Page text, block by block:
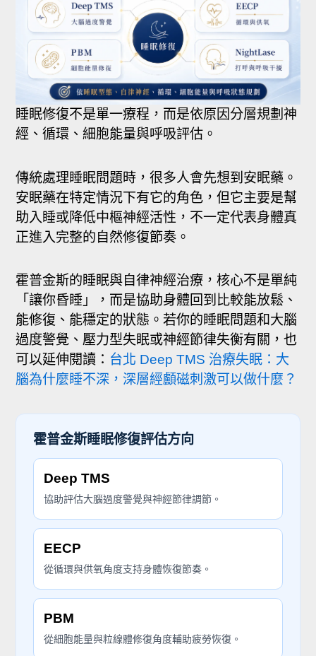
睡眠修復不是單一療程，而是依原因分層規劃神
經、循環、細胞能量與呼吸評估。
傳統處理睡眠問題時，很多人會先想到安眠藥。
安眠藥在特定情況下有它的角色，但它主要是幫
助入睡或降低中樞神經活性，不一定代表身體真
正進入完整的自然修復節奏。
霍普金斯的睡眠與自律神經治療，核心不是單純
「讓你昏睡」，而是協助身體回到比較能放鬆、
能修復、能穩定的狀態。若你的睡眠問題和大腦
過度警覺、壓力型失眠或神經節律失衡有關，也
可以延伸閱讀： 台北 Deep TMS 治療失眠：大
腦為什麼睡不深，深層經顱磁刺激可以做什麼？
霍普金斯睡眠修復評估方向
Deep TMS
協助評估大腦過度警覺與神經節律調節。
EECP
從循環與供氧角度支持身體恢復節奏。
PBM
從細胞能量與粒線體修復角度輔助疲勞恢復。